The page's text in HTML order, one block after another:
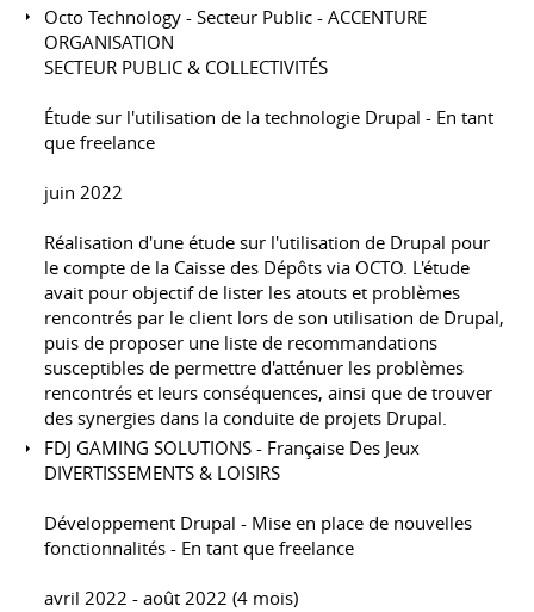
Octo Technology - Secteur Public - ACCENTURE
ORGANISATION
SECTEUR PUBLIC & COLLECTIVITÉS
Étude sur l'utilisation de la technologie Drupal - En tant
que freelance
juin 2022
Réalisation d'une étude sur l'utilisation de Drupal pour
le compte de la Caisse des Dépôts via OCTO. L'étude
avait pour objectif de lister les atouts et problèmes
rencontrés par le client lors de son utilisation de Drupal,
puis de proposer une liste de recommandations
susceptibles de permettre d'atténuer les problèmes
rencontrés et leurs conséquences, ainsi que de trouver
des synergies dans la conduite de projets Drupal.
FDJ GAMING SOLUTIONS - Française Des Jeux
DIVERTISSEMENTS & LOISIRS
Développement Drupal - Mise en place de nouvelles
fonctionnalités - En tant que freelance
avril 2022 - août 2022 (4 mois)